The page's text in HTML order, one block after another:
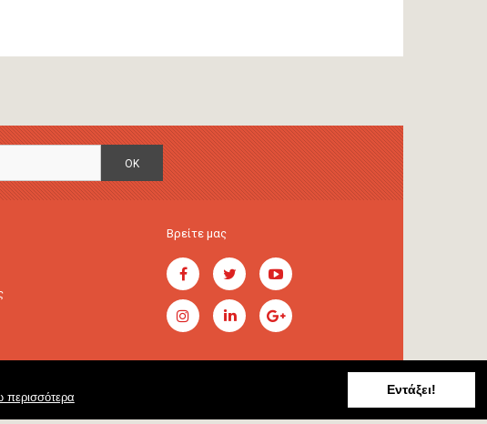
Εντάξει!
OK
Βρείτε μας
Handcrafted byRADIAL